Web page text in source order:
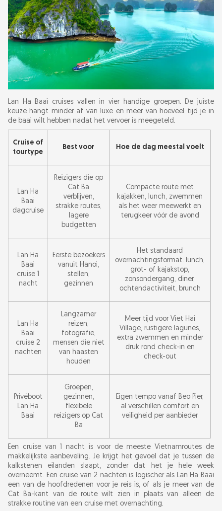
Lan Ha Baai cruises vallen in vier handige groepen. De juiste
keuze hangt minder af van luxe en meer van hoeveel tijd je in
de baai wilt hebben nadat het vervoer is meegeteld.
Cruise of
tourtype
Best voor Hoe de dag meestal voelt
Lan Ha
Baai
dagcruise
Reizigers die op
Cat Ba
verblijven,
strakke routes,
lagere
budgetten
Compacte route met
kajakken, lunch, zwemmen
als het weer meewerkt en
terugkeer vóór de avond
Lan Ha
Baai
cruise 1
nacht
Eerste bezoekers
vanuit Hanoi,
stellen,
gezinnen
Het standaard
overnachtingsformat: lunch,
grot- of kajakstop,
zonsondergang, diner,
ochtendactiviteit, brunch
Lan Ha
Baai
cruise 2
nachten
Langzamer
reizen,
fotografie,
mensen die niet
van haasten
houden
Meer tijd voor Viet Hai
Village, rustigere lagunes,
extra zwemmen en minder
druk rond check-in en
check-out
Privéboot
Lan Ha
Baai
Groepen,
gezinnen,
flexibele
reizigers op Cat
Ba
Eigen tempo vanaf Beo Pier,
al verschillen comfort en
veiligheid per aanbieder
Een cruise van 1 nacht is voor de meeste Vietnamroutes de
makkelijkste aanbeveling. Je krijgt het gevoel dat je tussen de
kalkstenen eilanden slaapt, zonder dat het je hele week
overneemt. Een cruise van 2 nachten is logischer als Lan Ha Baai
een van de hoofdredenen voor je reis is, of als je meer van de
Cat Ba-kant van de route wilt zien in plaats van alleen de
strakke routine van een cruise met overnachting.